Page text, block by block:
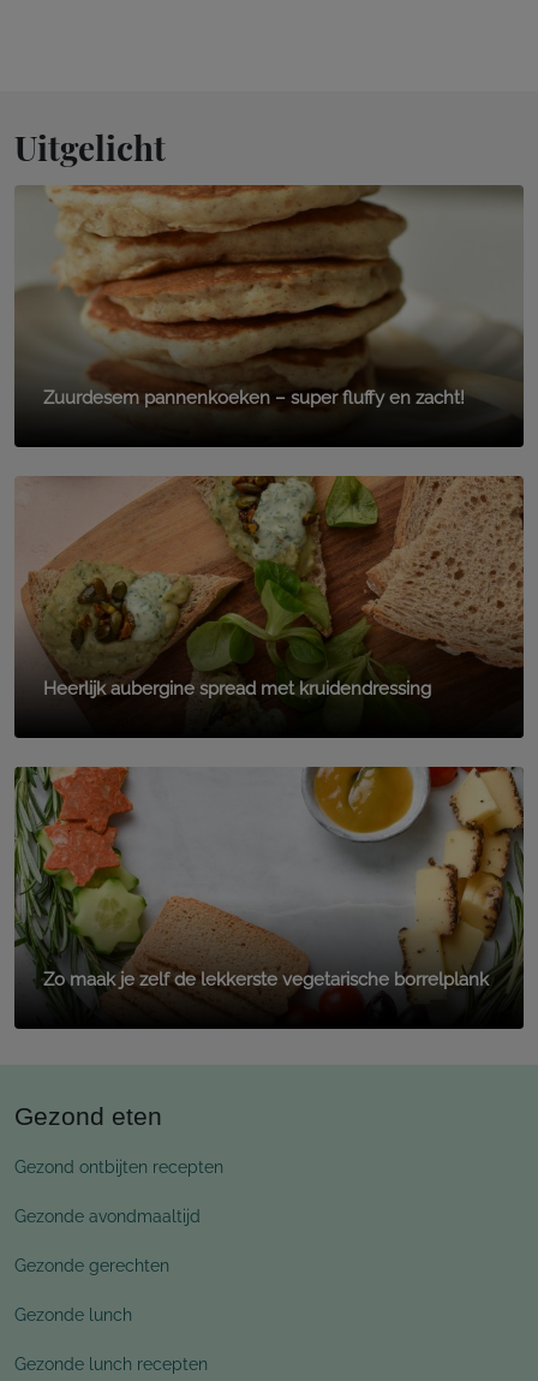
Uitgelicht
Zuurdesem pannenkoeken – super fluffy en zacht!
Heerlijk aubergine spread met kruidendressing
Zo maak je zelf de lekkerste vegetarische borrelplank
Gezond eten
Gezond ontbijten recepten
Gezonde avondmaaltijd
Gezonde gerechten
Gezonde lunch
Gezonde lunch recepten